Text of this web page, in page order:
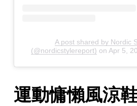
A post shared by Nordic
(@nordicstylereport) on Apr 5,
運動慵懶風涼